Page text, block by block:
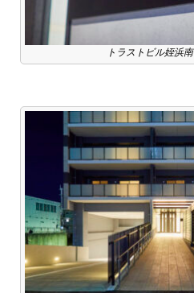
トラストビル姪浜